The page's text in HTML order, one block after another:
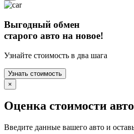
Выгодный обмен
старого авто на новое!
Узнайте стоимость в два шага
Узнать стоимость
×
Оценка стоимости
Введите данные вашего авто и